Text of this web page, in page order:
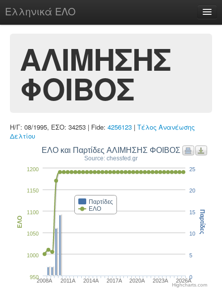
Ελληνικά ΕΛΟ
chesstu.be @ discord
Login
ΑΛΙΜΗΣΗΣ
ΦΟΙΒΟΣ
Η/Γ: 08/1995, ΕΣΟ: 34253 | Fide: 4256123 | Τέλος Ανανέωσης
Δελτίου
ΕΛΟ και Παρτίδες ΑΛΙΜΗΣΗΣ ΦΟΙΒΟΣ
Source: chessfed.gr
Παρτίδες
ΕΛΟ
2008A 2011A 2014A 2017A 2020A 2023Α 2026A
950
1000
1050
1100
1150
1200
ΕΛΟ
0
5
10
15
20
25
Παρτίδες
Highcharts.com